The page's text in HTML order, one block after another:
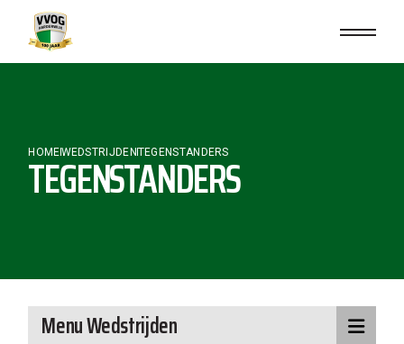
content
HOMEWEDSTRIJDEN TEGENSTANDERS
TEGENSTANDERS
Menu Wedstrijden